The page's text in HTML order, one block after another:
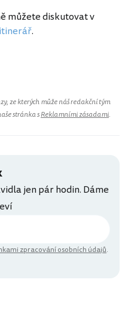
můžete diskutovat v
.
ze kterých může náš redakční tým
stránka sReklamními zásadami.
jen pár hodin. Dáme
zpracování osobních údajů.